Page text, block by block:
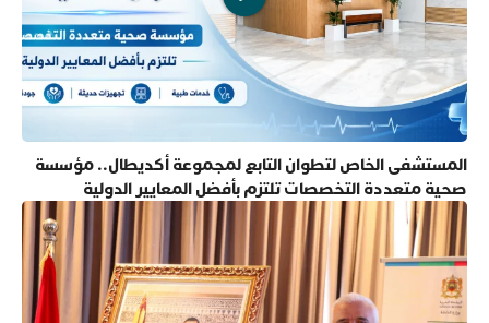
المستشفى الخاص لتطوان التابع لمجموعة أكديطال.. مؤسسة
صحية متعددة التخصصات تلتزم بأفضل المعايير الدولية